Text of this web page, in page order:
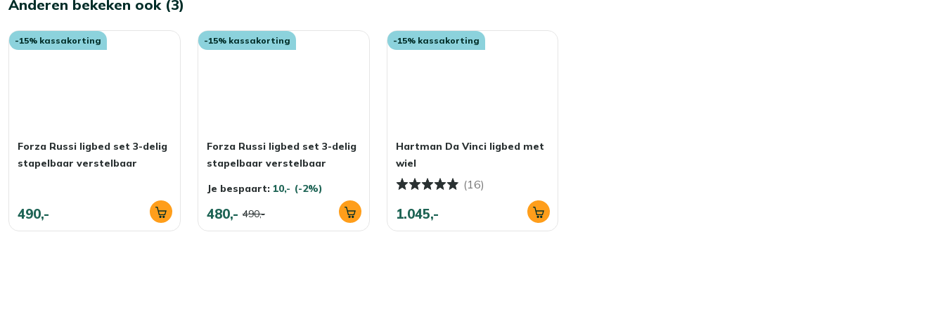
Anderen bekeken ook (3)
-15% kassakorting
Forza Russi ligbed set 3-delig
stapelbaar verstelbaar
490,-
-15% kassakorting
Forza Russi ligbed set 3-delig
stapelbaar verstelbaar
Je bespaart: 10,- (-2%)
480,- 490,-
-15% kassakorting
Hartman Da Vinci ligbed met
wiel
(16)
1.045,-